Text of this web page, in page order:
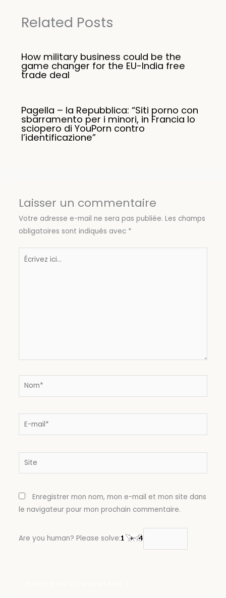
Related Posts
How military business could be the
game changer for the EU-India free
trade deal
Pagella – la Repubblica: “Siti porno con
sbarramento per i minori, in Francia lo
sciopero di YouPorn contro
l’identificazione”
Laisser un commentaire
Votre adresse e-mail ne sera pas publiée. Les champs
obligatoires sont indiqués avec *
Écrivez
Nom*
E-
Site
Enregistrer mon nom, mon e-mail et mon site dans
le navigateur pour mon prochain commentaire.
Are you human? Please solve: